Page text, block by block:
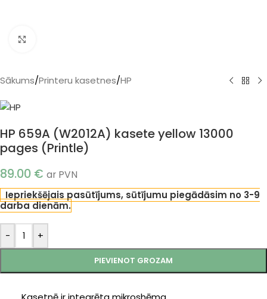
Sākums/Printeru kasetnes/HP
HP 659A (W2012A) kasete yellow 13000
pages (Printle)
89.00 € ar PVN
Iepriekšējais pasūtījums, sūtījumu piegādāsim no 3-9
darba dienām.
- +
PIEVIENOT GROZAM